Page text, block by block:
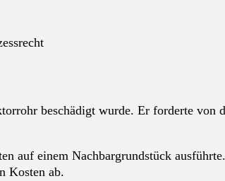
beschädigt wurde. Er forderte von
auf einem Nachbargrundstück
Kosten ab.